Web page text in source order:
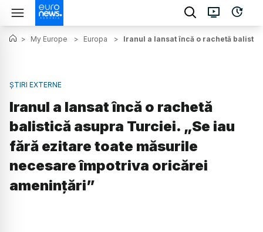
> My Europe > Europa > Iranul a lansat încă o rachetă
ȘTIRI EXTERNE
Iranul a lansat încă o rachetă
balistică asupra Turciei. „Se iau
fără ezitare toate măsurile
necesare împotriva oricărei
amenințări”